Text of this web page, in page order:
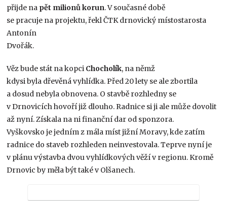
přijde na pět milionů korun. V současné době
se pracuje na projektu, řekl ČTK drnovický místostarosta
Antonín
Dvořák.
Věz bude stát na kopci Chocholík, na němž
kdysi byla dřevěná vyhlídka. Před 20 lety se ale zbortila
a dosud nebyla obnovena. O stavbě rozhledny se
v Drnovicích hovoří již dlouho. Radnice si ji ale může dovolit
až nyní. Získala na ni finanční dar od sponzora.
Vyškovsko je jedním z mála míst jižní Moravy, kde zatím
radnice do staveb rozhleden neinvestovala. Teprve nyní je
v plánu výstavba dvou vyhlídkových věží v regionu. Kromě
Drnovic by měla být také v Olšanech.